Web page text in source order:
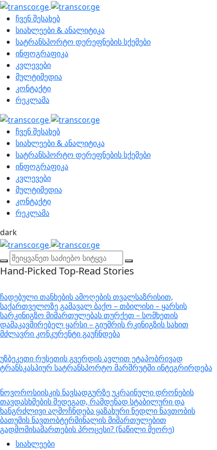
ჩვენ შესახებ
სიახლეები & ანალიტიკა
სატრანსპორტო დერეფნების სქემები
ინფოგრაფიკა
კვლევები
მულტიმედია
კონტაქტი
რეკლამა
ჩვენ შესახებ
სიახლეები & ანალიტიკა
სატრანსპორტო დერეფნების სქემები
ინფოგრაფიკა
კვლევები
მულტიმედია
კონტაქტი
რეკლამა
dark
Hand-Picked Top-Read Stories
ჩადებული თანხების ამოღების თვალსაზრისით,
საქართველოზე გამავალ ბაქო – თბილისი – ყარსის
სარკინიგზო მიმართულებას თურქეთ – სომხეთის
დამაკავშირებელ ყარსი – გიუმრის რკინიგზის სახით
მძლავრი კონკურენტი გაუჩნდება
უზბეკეთი რუსეთის გვერდის ავლით ეტაპობრივად
ტრანსკასპიურ სატრანსპორტო მარშრუტში ინტეგრირდება
ნოვოროსიისკის ნავსადგურზე უკრაინული დრონების
თავდასხმების შედეგად, რამდენად სტაბილური და
ხანგრძლივი აღმოჩნდება ყაზახური ნედლი ნავთობის
ბათუმის ნავთობტერმინალის მიმართულებით
გადმომისამართების პროცესი? (ნაწილი მეორე)
სიახლეები